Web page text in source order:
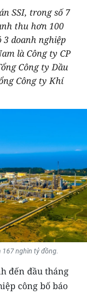
SSI, trong số 7
thu hơn 100
doanh nghiệp
là Công ty CP
Công ty Dầu
Công ty Khí
167 nghìn tỷ đồng.
đến đầu tháng
công bố báo